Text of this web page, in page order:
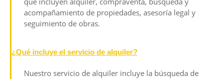
acompañamiento de propiedades, asesoría legal y
seguimiento de obras.
¿Qué incluye el servicio de alquiler?
Nuestro servicio de alquiler incluye la búsqueda de